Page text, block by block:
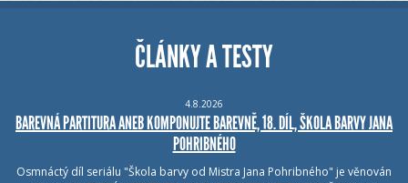
ČLÁNKY A TESTY
4.8.2026
BAREVNÁ PARTITURA ANEB KOMPONUJTE BAREVNĚ, 18. DÍL, ŠKOLA BARVY JANA
POHRIBNÉHO
Osmnáctý díl seriálu "Škola barvy od Mistra Jana Pohribného" je věnován